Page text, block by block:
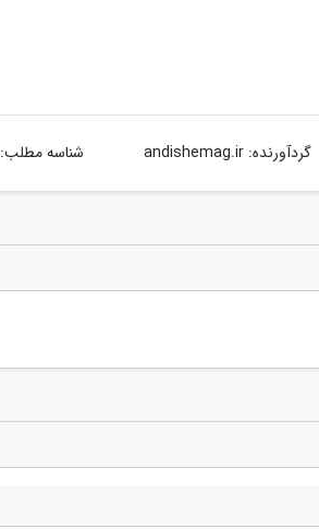
گردآورنده:andishemag.ir شناسه مطلب: 2221